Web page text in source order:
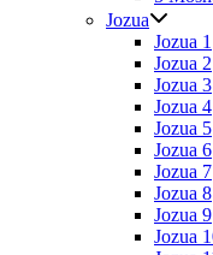
Jozua
Jozua 1
Jozua 2
Jozua 3
Jozua 4
Jozua 5
Jozua 6
Jozua 7
Jozua 8
Jozua 9
Jozua